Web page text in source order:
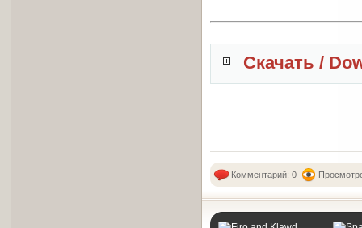
Скачать /
Комментарий: 0